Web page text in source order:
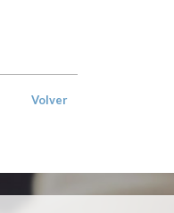
Volver